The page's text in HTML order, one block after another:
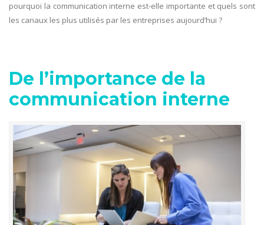
pourquoi la communication interne est-elle importante et quels sont
les canaux les plus utilisés par les entreprises aujourd’hui ?
De l’importance de la
communication interne